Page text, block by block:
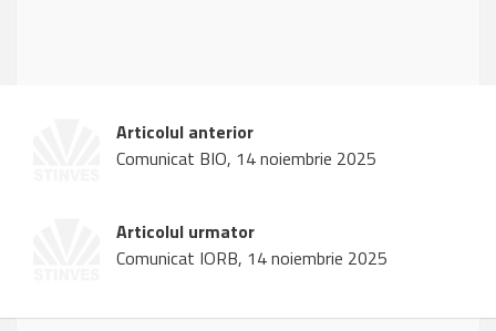
Articolul anterior
Comunicat BIO, 14 noiembrie 2025
Articolul urmator
Comunicat IORB, 14 noiembrie 2025